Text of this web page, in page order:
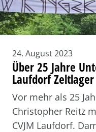
24. August 2023
Über 25 Jahre
Laufdorf Zeltlager
Vor mehr als 25
Christopher Reitz
CVJM Laufdorf.